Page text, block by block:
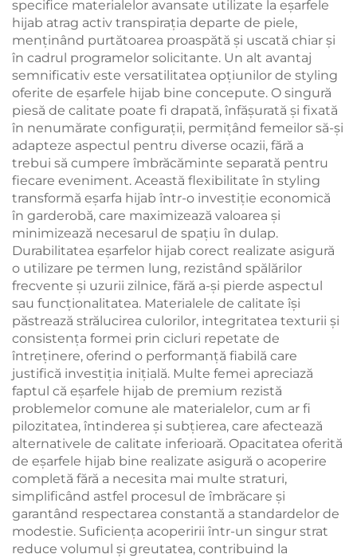
specifice materialelor avansate utilizate la eşarfele
hijab atrag activ transpirația departe de piele,
menținând purtătoarea proaspătă și uscată chiar și
în cadrul programelor solicitante. Un alt avantaj
semnificativ este versatilitatea opțiunilor de styling
oferite de eşarfele hijab bine concepute. O singură
piesă de calitate poate fi drapată, înfășurată și fixată
în nenumărate configurații, permițând femeilor să-și
adapteze aspectul pentru diverse ocazii, fără a
trebui să cumpere îmbrăcăminte separată pentru
fiecare eveniment. Această flexibilitate în styling
transformă eşarfa hijab într-o investiție economică
în garderobă, care maximizează valoarea și
minimizează necesarul de spațiu în dulap.
Durabilitatea eşarfelor hijab corect realizate asigură
o utilizare pe termen lung, rezistând spălărilor
frecvente și uzurii zilnice, fără a-și pierde aspectul
sau funcționalitatea. Materialele de calitate își
păstrează strălucirea culorilor, integritatea texturii și
consistența formei prin cicluri repetate de
întreținere, oferind o performanță fiabilă care
justifică investiția inițială. Multe femei apreciază
faptul că eşarfele hijab de premium rezistă
problemelor comune ale materialelor, cum ar fi
pilozitatea, întinderea și subțierea, care afectează
alternativele de calitate inferioară. Opacitatea oferită
de eşarfele hijab bine realizate asigură o acoperire
completă fără a necesita mai multe straturi,
simplificând astfel procesul de îmbrăcare și
garantând respectarea constantă a standardelor de
modestie. Suficiența acoperirii într-un singur strat
reduce volumul și greutatea, contribuind la